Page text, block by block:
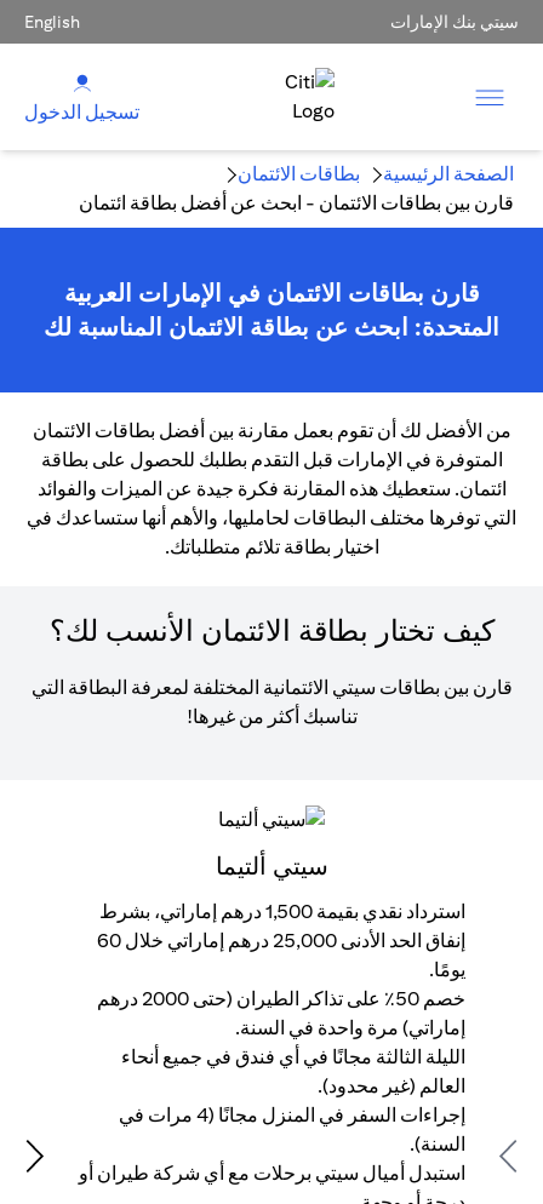
سيتي بنك الإمارات English
تسجيل الدخول
الصفحة الرئيسية
بطاقات الائتمان
قارن بين بطاقات الائتمان - ابحث عن أفضل بطاقة ائتمان
قارن بطاقات الائتمان في الإمارات العربية
المتحدة: ابحث عن بطاقة الائتمان المناسبة لك
من الأفضل لك أن تقوم بعمل مقارنة بين أفضل بطاقات الائتمان
المتوفرة في الإمارات قبل التقدم بطلبك للحصول على بطاقة
ائتمان. ستعطيك هذه المقارنة فكرة جيدة عن الميزات والفوائد
التي توفرها مختلف البطاقات لحامليها، والأهم أنها ستساعدك في
اختيار بطاقة تلائم متطلباتك.
كيف تختار بطاقة الائتمان الأنسب لك؟
قارن بين بطاقات سيتي الائتمانية المختلفة لمعرفة البطاقة التي
تناسبك أكثر من غيرها!
Previous
سيتي ألتيما
استرداد نقدي بقيمة 1,500 درهم إماراتي، بشرط
إنفاق الحد الأدنى 25,000 درهم إماراتي خلال 60
يومًا.
خصم 50٪ على تذاكر الطيران (حتى 2000 درهم
إماراتي) مرة واحدة في السنة.
الليلة الثالثة مجانًا في أي فندق في جميع أنحاء
العالم (غير محدود).
إجراءات السفر في المنزل مجانًا (4 مرات في
السنة).
استبدل أميال سيتي برحلات مع أي شركة طيران أو